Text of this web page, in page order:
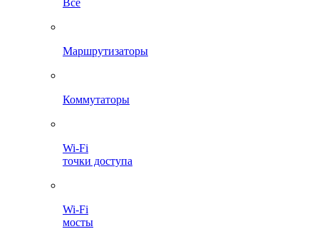
Все
Маршрутизаторы
Коммутаторы
Wi-Fi
точки доступа
Wi-Fi
мосты